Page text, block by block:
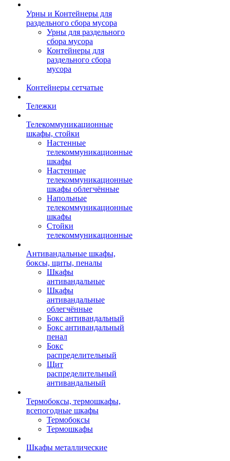
Урны и Контейнеры для
раздельного сбора мусора
Урны для раздельного
сбора мусора
Контейнеры для
раздельного сбора
мусора
Контейнеры сетчатые
Тележки
Телекоммуникационные
шкафы, стойки
Настенные
телекоммуникационные
шкафы
Настенные
телекоммуникационные
шкафы облегчённые
Напольные
телекоммуникационные
шкафы
Стойки
телекоммуникационные
Антивандальные шкафы,
боксы, щиты, пеналы
Шкафы
антивандальные
Шкафы
антивандальные
облегчённые
Бокс антивандальный
Бокс антивандальный
пенал
Бокс
распределительный
Щит
распределительный
антивандальный
Термобоксы, термошкафы,
всепогодные шкафы
Термобоксы
Термошкафы
Шкафы металлические